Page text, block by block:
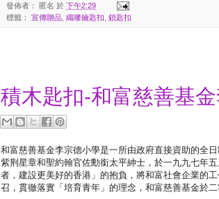
發佈者： 匿名 於 下午2:29
標籤： 宣傳贈品 織嘜鑰匙扣 鎖匙扣
積木匙扣-和富慈善基
和富慈善基金李宗德小學是一所由政府直接資助的全
紫荆星章和聖約翰官佐勳銜太平紳士，於一九九七年
者，建設更美好的香港」的抱負，將和富社會企業的
召，貫徹落實「培育青年」的理念，和富慈善基金於